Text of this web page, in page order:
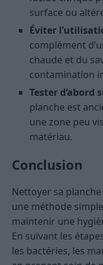
surface ou
Éviter
complément
chaude et du
contamination
Tester d’abord
planche est
une zone peu
matériau.
Conclusion
Nettoyer sa
une méthode
maintenir une
En suivant les
les bactéries, les